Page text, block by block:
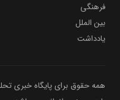
فرهنگی
بین الملل
یادداشت
همه حقوق برای پایگاه خبری